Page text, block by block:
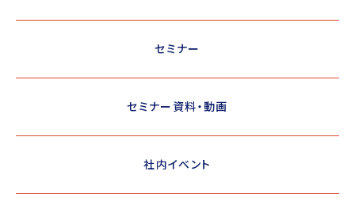
セミナー
セミナー資料・動画
社内イベント